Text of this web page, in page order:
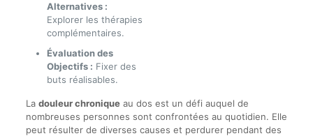
Alternatives :
Explorer les thérapies
complémentaires.
Évaluation des
Objectifs : Fixer des
buts réalisables.
La douleur chroniqueau dos est un défi auquel de
nombreuses personnes sont confrontées au quotidien. Elle
peut résulter de diverses causes et perdurer pendant des